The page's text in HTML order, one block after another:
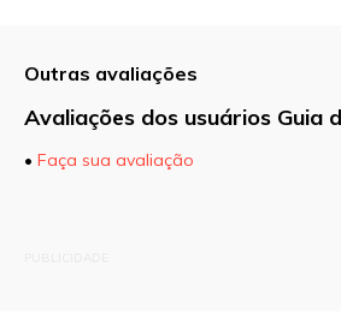
Outras avaliações
Avaliações dos usuários Guia
• Faça sua avaliação